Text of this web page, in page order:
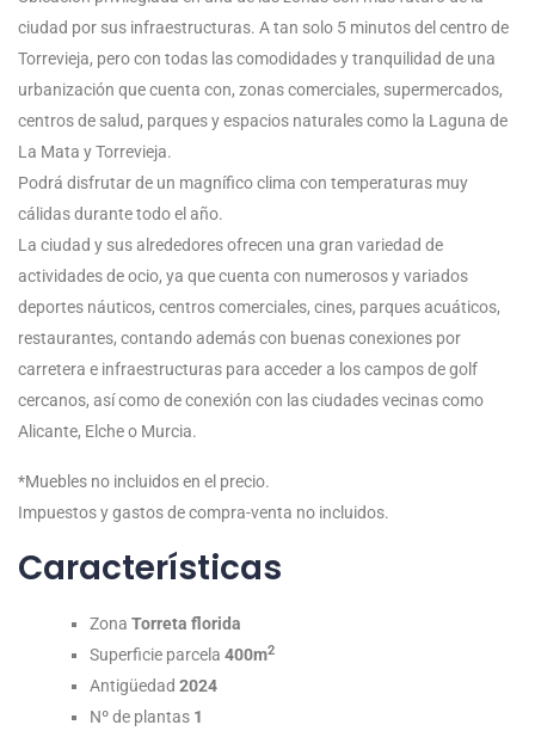
ciudad por sus infraestructuras. A tan solo 5 minutos del centro de
Torrevieja, pero con todas las comodidades y tranquilidad de una
urbanización que cuenta con, zonas comerciales, supermercados,
centros de salud, parques y espacios naturales como la Laguna de
La Mata y Torrevieja.
Podrá disfrutar de un magnífico clima con temperaturas muy
cálidas durante todo el año.
La ciudad y sus alrededores ofrecen una gran variedad de
actividades de ocio, ya que cuenta con numerosos y variados
deportes náuticos, centros comerciales, cines, parques acuáticos,
restaurantes, contando además con buenas conexiones por
carretera e infraestructuras para acceder a los campos de golf
cercanos, así como de conexión con las ciudades vecinas como
Alicante, Elche o Murcia.
*Muebles no incluidos en el precio.
Impuestos y gastos de compra-venta no incluidos.
Características
Zona Torreta florida
Superficie parcela 400m2
Antigüedad 2024
Nº de plantas 1